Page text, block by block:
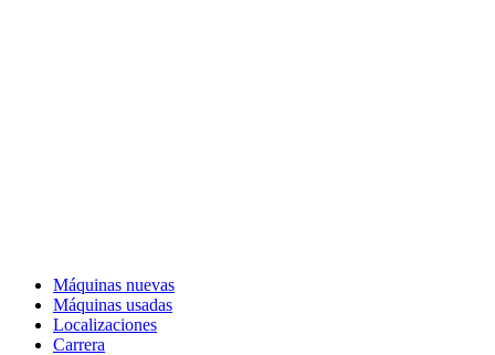
Máquinas nuevas
Máquinas usadas
Localizaciones
Carrera